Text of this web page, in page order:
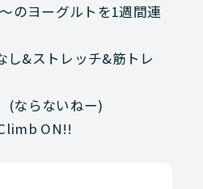
のヨーグルトを1週間連
し&ストレッチ&筋トレ
(ならないねー)
ON!!